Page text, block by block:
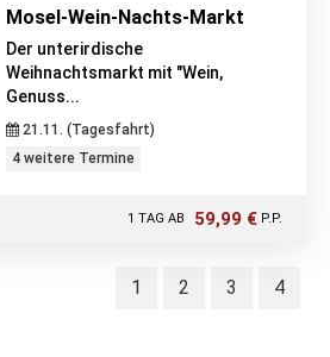
Mosel-Wein-Nachts-Markt
Der unterirdische
Weihnachtsmarkt mit "Wein,
Genuss...
21.11. (Tagesfahrt)
4 weitere Termine
1 TAG AB 59,99 € P.P.
1 2 3 4